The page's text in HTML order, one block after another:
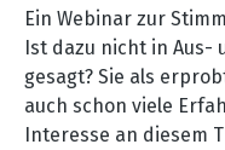
Ein Webinar zur
Ist dazu nicht in Aus-
gesagt? Sie als
auch schon viele
Interesse an diesem